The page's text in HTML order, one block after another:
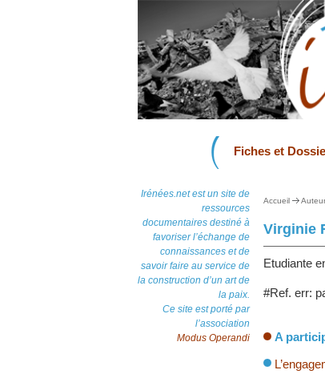
Fiches et
Irénées.net est un site de
ressources
documentaires destiné à
favoriser l’échange de
connaissances et de
savoir faire au service de
la construction d’un art de
la paix.
Ce site est porté par
l’association
Modus Operandi
Accueil
Virginie
Etudiante
#Ref. err:
A